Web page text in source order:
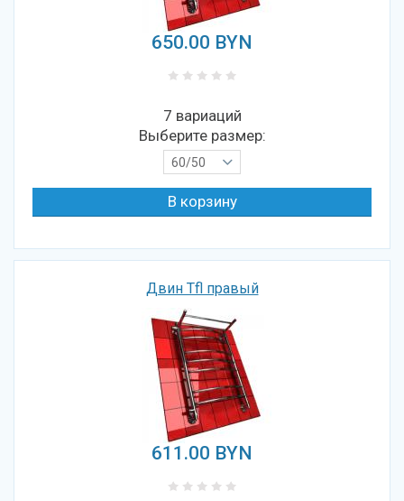
650.00 BYN
7 вариаций
Выберите размер:
60/50
Двин Tfl правый
611.00 BYN